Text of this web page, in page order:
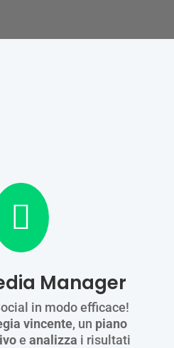

Manager
in modo efficace!
vincente, un piano
e analizza i risultati